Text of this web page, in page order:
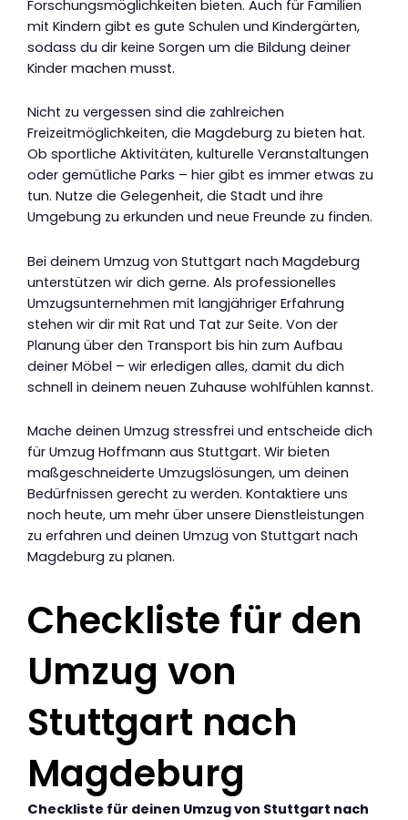
Forschungsmöglichkeiten bieten. Auch für Familien
mit Kindern gibt es gute Schulen und Kindergärten,
sodass du dir keine Sorgen um die Bildung deiner
Kinder machen musst.
Nicht zu vergessen sind die zahlreichen
Freizeitmöglichkeiten, die Magdeburg zu bieten hat.
Ob sportliche Aktivitäten, kulturelle Veranstaltungen
oder gemütliche Parks – hier gibt es immer etwas zu
tun. Nutze die Gelegenheit, die Stadt und ihre
Umgebung zu erkunden und neue Freunde zu finden.
Bei deinem Umzug von Stuttgart nach Magdeburg
unterstützen wir dich gerne. Als professionelles
Umzugsunternehmen mit langjähriger Erfahrung
stehen wir dir mit Rat und Tat zur Seite. Von der
Planung über den Transport bis hin zum Aufbau
deiner Möbel – wir erledigen alles, damit du dich
schnell in deinem neuen Zuhause wohlfühlen kannst.
Mache deinen Umzug stressfrei und entscheide dich
für Umzug Hoffmann aus Stuttgart. Wir bieten
maßgeschneiderte Umzugslösungen, um deinen
Bedürfnissen gerecht zu werden. Kontaktiere uns
noch heute, um mehr über unsere Dienstleistungen
zu erfahren und deinen Umzug von Stuttgart nach
Magdeburg zu planen.
Checkliste für den
Umzug von
Stuttgart nach
Magdeburg
Checkliste für deinen Umzug von Stuttgart nach